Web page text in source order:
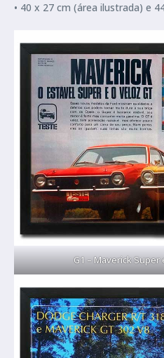
• 40 x 27 cm (área ilustrada) e
G1 – Maverick Super